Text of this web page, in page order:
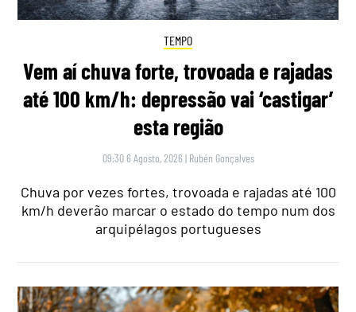
TEMPO
Vem aí chuva forte, trovoada e rajadas
até 100 km/h: depressão vai ‘castigar’
esta região
09:30 6 Agosto, 2026 | Rubén Gonçalves
Chuva por vezes fortes, trovoada e rajadas até 100
km/h deverão marcar o estado do tempo num dos
arquipélagos portugueses